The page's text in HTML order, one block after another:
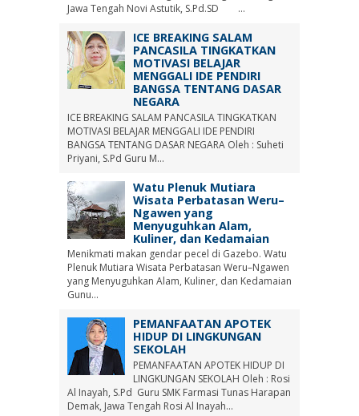
Jawa Tengah Novi Astutik, S.Pd.SD ...
ICE BREAKING SALAM
PANCASILA TINGKATKAN
MOTIVASI BELAJAR
MENGGALI IDE PENDIRI
BANGSA TENTANG DASAR
NEGARA
ICE BREAKING SALAM PANCASILA TINGKATKAN
MOTIVASI BELAJAR MENGGALI IDE PENDIRI
BANGSA TENTANG DASAR NEGARA Oleh : Suheti
Priyani, S.Pd Guru M...
Watu Plenuk Mutiara
Wisata Perbatasan Weru–
Ngawen yang
Menyuguhkan Alam,
Kuliner, dan Kedamaian
Menikmati makan gendar pecel di Gazebo. Watu
Plenuk Mutiara Wisata Perbatasan Weru–Ngawen
yang Menyuguhkan Alam, Kuliner, dan Kedamaian
Gunu...
PEMANFAATAN APOTEK
HIDUP DI LINGKUNGAN
SEKOLAH
PEMANFAATAN APOTEK HIDUP DI
LINGKUNGAN SEKOLAH Oleh : Rosi
Al Inayah, S.Pd Guru SMK Farmasi Tunas Harapan
Demak, Jawa Tengah Rosi Al Inayah...